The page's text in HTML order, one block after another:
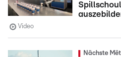
Video
Nächste